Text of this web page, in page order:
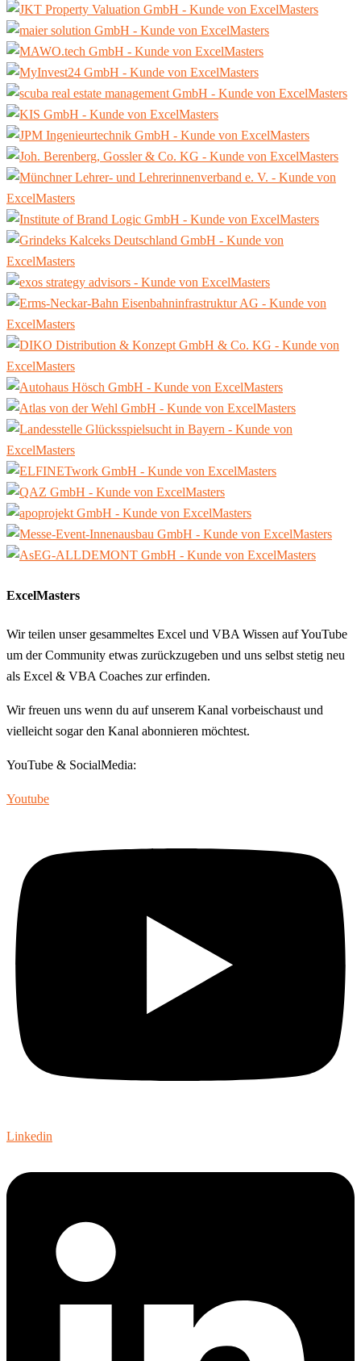
ExcelMasters
Wir teilen unser gesammeltes Excel und VBA Wissen auf YouTube
um der Community etwas zurückzugeben und uns selbst stetig neu
als Excel & VBA Coaches zur erfinden.
Wir freuen uns wenn du auf unserem Kanal vorbeischaust und
vielleicht sogar den Kanal abonnieren möchtest.
YouTube & SocialMedia:
Youtube
Linkedin